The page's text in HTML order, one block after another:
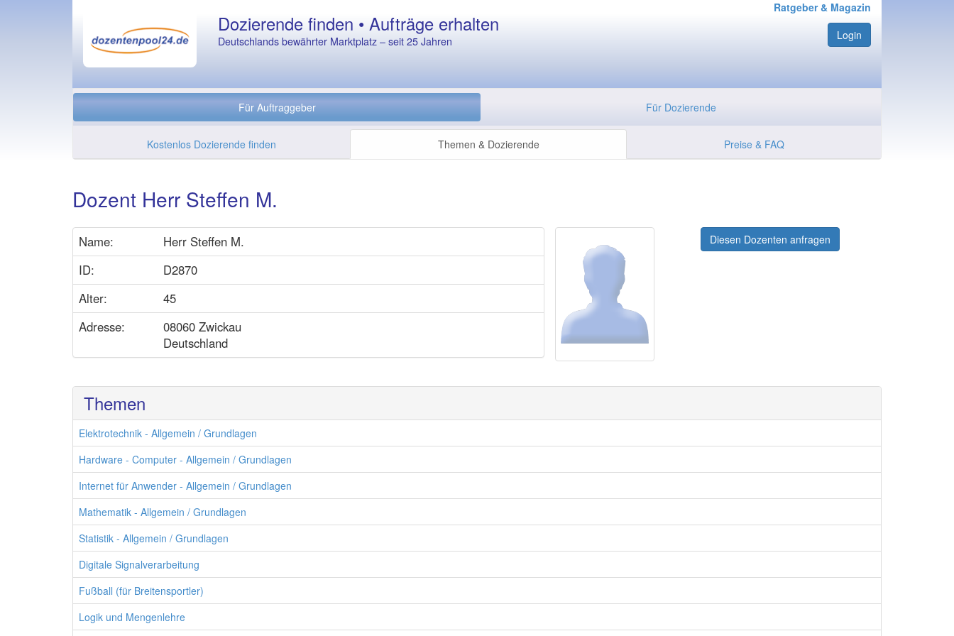
Dozierende finden • Aufträge erhalten
Deutschlands bewährter Marktplatz – seit 25 Jahren
Ratgeber & Magazin
Login
Für Auftraggeber Für Dozierende
Kostenlos Dozierende finden Themen & Dozierende Preise & FAQ
Dozent Herr Steffen M.
Name:
Herr Steffen M.
ID:
D2870
Alter:
45
Adresse:
08060 Zwickau
Deutschland
Diesen Dozenten anfragen
Themen
Elektrotechnik - Allgemein / Grundlagen
Hardware - Computer - Allgemein / Grundlagen
Internet für Anwender - Allgemein / Grundlagen
Mathematik - Allgemein / Grundlagen
Statistik - Allgemein / Grundlagen
Digitale Signalverarbeitung
Fußball (für Breitensportler)
Logik und Mengenlehre